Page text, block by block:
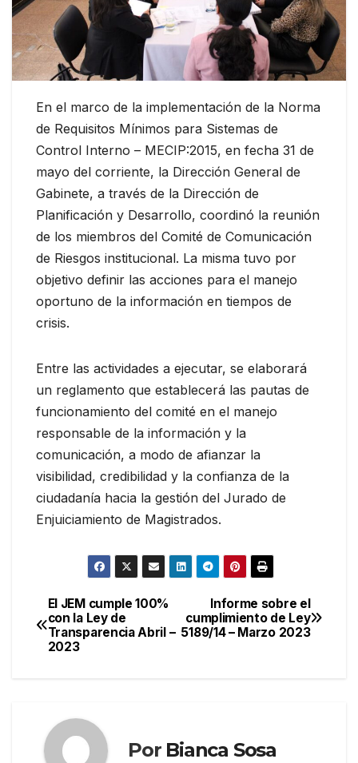
En el marco de la implementación de la Norma
de Requisitos Mínimos para Sistemas de
Control Interno – MECIP:2015, en fecha 31 de
mayo del corriente, la Dirección General de
Gabinete, a través de la Dirección de
Planificación y Desarrollo, coordinó la reunión
de los miembros del Comité de Comunicación
de Riesgos institucional. La misma tuvo por
objetivo definir las acciones para el manejo
oportuno de la información en tiempos de
crisis.
Entre las actividades a ejecutar, se elaborará
un reglamento que establecerá las pautas de
funcionamiento del comité en el manejo
responsable de la información y la
comunicación, a modo de afianzar la
visibilidad, credibilidad y la confianza de la
ciudadanía hacia la gestión del Jurado de
Enjuiciamiento de Magistrados.
Navegación
de
Informe sobre el
cumplimiento de Ley
5189/14 – Marzo 2023
El JEM cumple 100%
con la Ley de
Transparencia Abril –
2023
Por Bianca Sosa